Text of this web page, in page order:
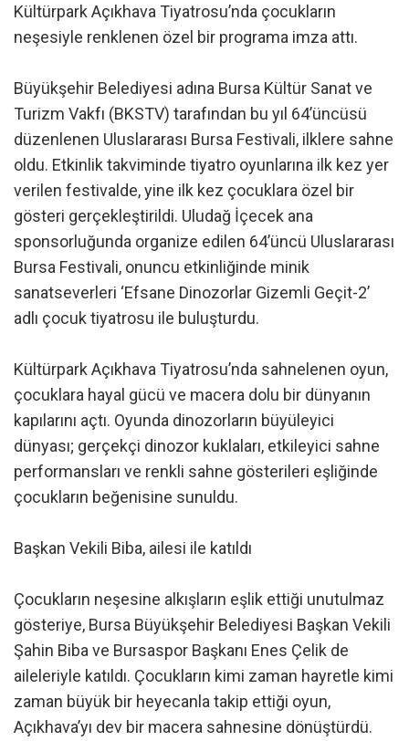
Kültürpark Açıkhava Tiyatrosu’nda çocukların
neşesiyle renklenen özel bir programa imza attı.
Büyükşehir Belediyesi adına Bursa Kültür Sanat ve
Turizm Vakfı (BKSTV) tarafından bu yıl 64’üncüsü
düzenlenen Uluslararası Bursa Festivali, ilklere sahne
oldu. Etkinlik takviminde tiyatro oyunlarına ilk kez yer
verilen festivalde, yine ilk kez çocuklara özel bir
gösteri gerçekleştirildi. Uludağ İçecek ana
sponsorluğunda organize edilen 64’üncü Uluslararası
Bursa Festivali, onuncu etkinliğinde minik
sanatseverleri ‘Efsane Dinozorlar Gizemli Geçit-2’
adlı çocuk tiyatrosu ile buluşturdu.
Kültürpark Açıkhava Tiyatrosu’nda sahnelenen oyun,
çocuklara hayal gücü ve macera dolu bir dünyanın
kapılarını açtı. Oyunda dinozorların büyüleyici
dünyası; gerçekçi dinozor kuklaları, etkileyici sahne
performansları ve renkli sahne gösterileri eşliğinde
çocukların beğenisine sunuldu.
Başkan Vekili Biba, ailesi ile katıldı
Çocukların neşesine alkışların eşlik ettiği unutulmaz
gösteriye, Bursa Büyükşehir Belediyesi Başkan Vekili
Şahin Biba ve Bursaspor Başkanı Enes Çelik de
aileleriyle katıldı. Çocukların kimi zaman hayretle kimi
zaman büyük bir heyecanla takip ettiği oyun,
Açıkhava’yı dev bir macera sahnesine dönüştürdü.